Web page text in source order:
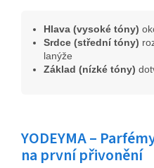
Hlava (vysoké tóny)
Srdce (střední tóny)
lanýže
Základ (nízké tóny)
YODEYMA –
na první přivonění